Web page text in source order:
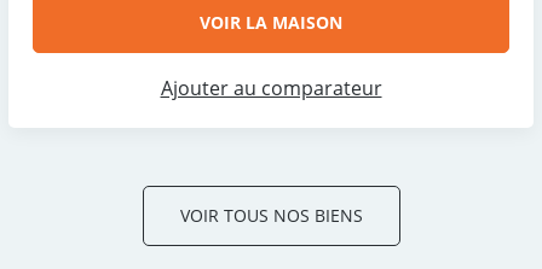
VOIR LA MAISON
Ajouter au comparateur
VOIR TOUS NOS BIENS